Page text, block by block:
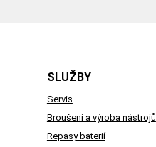
SLUŽBY
Servis
Broušení a výroba nástrojů
Repasy baterií